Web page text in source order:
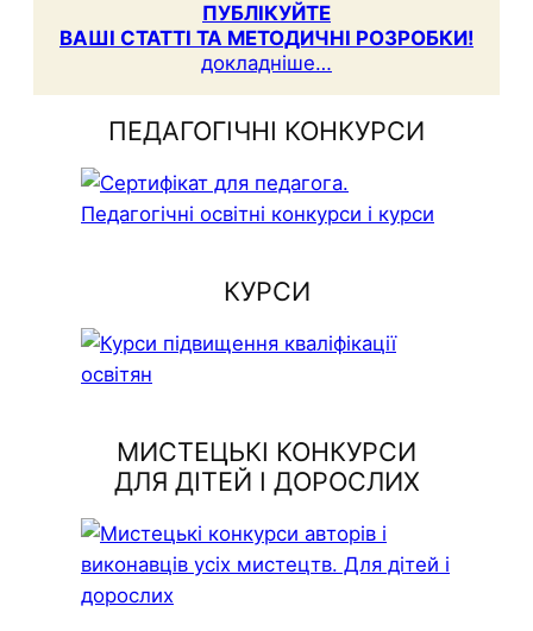
ПУБЛІКУЙТЕ
ВАШІ СТАТТІ ТА МЕТОДИЧНІ РОЗРОБКИ!
докладніше…
ПЕДАГОГІЧНІ КОНКУРСИ
КУРСИ
МИСТЕЦЬКІ КОНКУРСИ
ДЛЯ ДІТЕЙ І ДОРОСЛИХ